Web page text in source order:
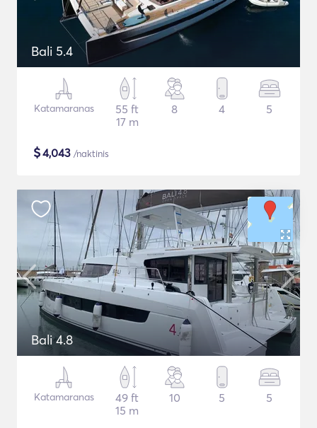
Bali 5.4
Katamaranas
55 ft
17 m
8 4 5
$4,043 /naktinis
Bali 4.8
Katamaranas
49 ft
15 m
10 5 5